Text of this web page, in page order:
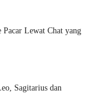
Lewat Chat yang
Sagitarius dan